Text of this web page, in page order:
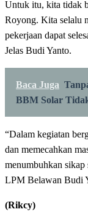
Untuk itu, kita tidak
Royong. Kita selalu
pekerjaan dapat
Jelas Budi Yanto.
Baca Juga
BBM Solar
“Dalam kegiatan
dan memecahkan
menumbuhkan
LPM Belawan Budi
(Rikcy)